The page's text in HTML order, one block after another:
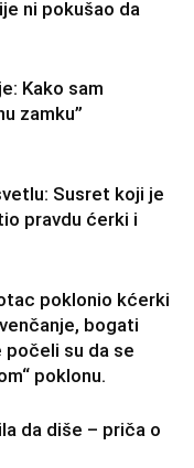
ni pokušao da
Kako sam
zamku”
Susret koji je
pravdu ćerki i
poklonio kćerki
bogati
su da se
poklonu.
da diše – priča o